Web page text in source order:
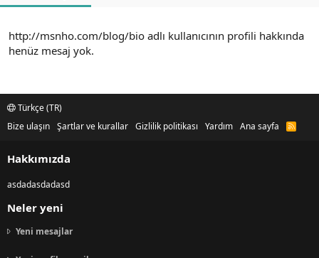
http://msnho.com/blog/bio adlı kullanıcının profili hakkında
henüz mesaj yok.
Türkçe (TR)
Bize ulaşın Şartlar ve kurallar Gizlilik politikası Yardım Ana sayfa
R
Hakkımızda
asdadasdadasd
Neler yeni
Yeni mesajlar